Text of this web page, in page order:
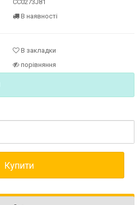
CC0273J81
В наявності
В закладки
порівняння
Купити